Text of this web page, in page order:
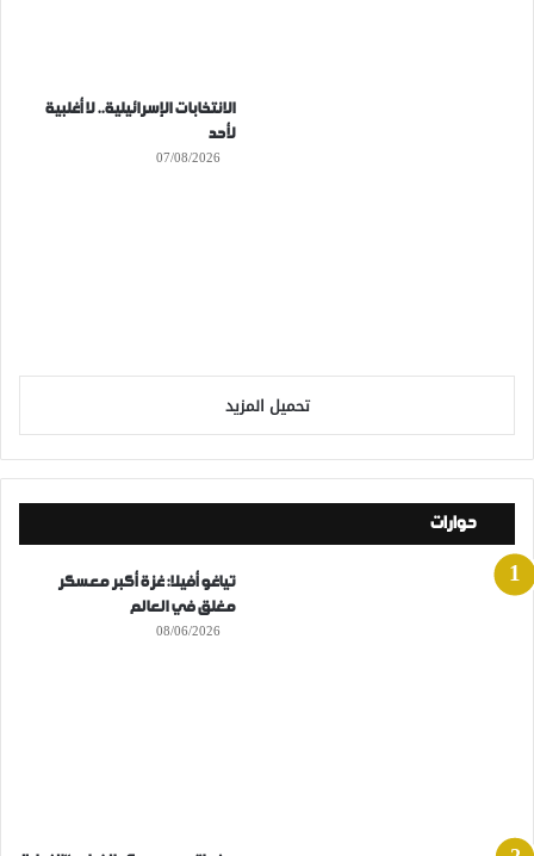
الانتخابات الإسرائيلية.. لا أغلبية
لأحد
07/08/2026
تحميل المزيد
حوارات
تياغو أفيلا: غزة أكبر معسكر
مغلق في العالم
08/06/2026